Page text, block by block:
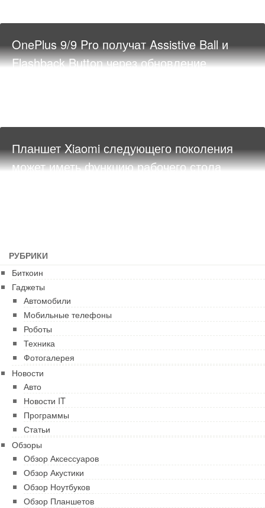
OnePlus 9/9 Pro получат Assistive Ball и
Flashback Button через обновление
Планшет Xiaomi следующего поколения
может иметь функцию рабочего стола
РУБРИКИ
Биткоин
Гаджеты
Автомобили
Мобильные телефоны
Роботы
Техника
Фотогалерея
Новости
Авто
Новости IT
Программы
Статьи
Обзоры
Обзор Аксессуаров
Обзор Акустики
Обзор Ноутбуков
Обзор Планшетов